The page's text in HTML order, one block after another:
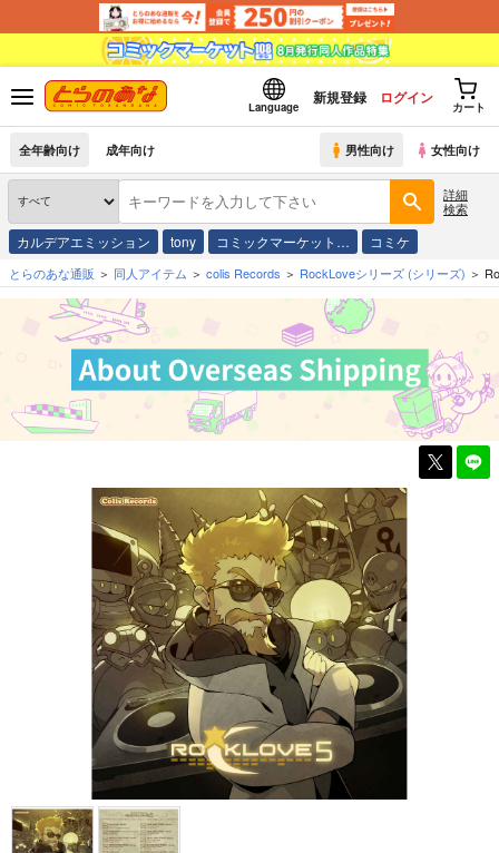
Language
新規登録 ログイン
カート
全年齢向け 成年向け 男性向け 女性向け
詳細
検索
カルデアエミッション tony コミックマーケット… コミケ
とらのあな通販 同人アイテム colis Records RockLoveシリーズ (シリーズ)